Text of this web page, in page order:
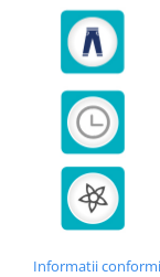
Informatii